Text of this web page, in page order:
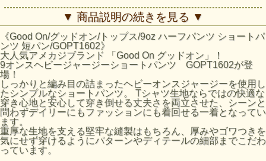
短すぎず適度にすっきりしたレングスと、リラックス感のあ
るわたり幅。斜め切りのサイドポケットに玉縁のバックポケ
ット。
様々なシーンで幅広いスタイルに合わせてラフに着回せる、
大人仕様のイージーショーツです。
“トラベルショーツ”のネーミングの通り、持ち運びや保管も
ノンストレス、洗濯や乾燥時もメンテナンスフリーでヘビー
かつラフな扱いにも対応します。
無骨で重量感のある9オンスヘビージャージーは、良質なア
メリカ綿の着心地と経年変化によってビンテージのように味
の出る顔料染めのエイジングを存分に味わえます。長く愛用
するほどに縫製箇所をはじめとする凹凸部分の色の濃淡が際
立ち、美しいアタリが生まれていきます。一方､発色の良い
反応染めカラーは品のある落ち着いた雰囲気で、スタイルを
問わず着回しやすいベーシックな仕上がりとなっています。
▼ 商品説明の続きを見る ▼
《Good On/グッドオン/トップス/9oz ハーフパンツ ショートパ
ンツ 短パン/GOPT1602》
大人気アメカジブランド 「Good On グッドオン」！
9オンスヘビージャージーショートパンツ GOPT1602が登
場！
しっかりと編み目の詰まったヘビーオンスジャージーを使用し
たシンプルなショートパンツ。 Tシャツ生地ならではの快適な
穿き心地と安心して穿き倒せる丈夫さを両立させた、シーンと
問わずデイリーにもファッションにも着回せる一着となってい
ます。
重厚な生地を支える堅牢な縫製はもちろん、厚みやゴワつきを
気にせず穿けるようにパターンやディテールの細部までこだわ
っています。